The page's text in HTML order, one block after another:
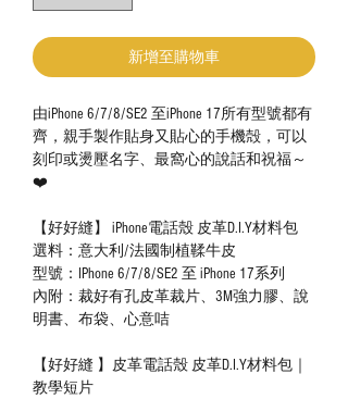
新增至購物車
由iPhone 6/7/8/SE2 至iPhone 17所有型號都有
齊，親手製作貼身又貼心的手機殻，可以
刻印或燙壓名字、最窩心的說話和祝福～
❤️
【好好縫】 iPhone電話殼 皮革D.I.Y材料包
選料：意大利/法國制植鞣牛皮
型號：IPhone 6/7/8/SE2 至 iPhone 17系列
內附：裁好有孔皮革裁片、3M強力膠、說
明書、布袋、心意咭
【好好縫 】皮革電話殼 皮革D.I.Y材料包｜
教學短片